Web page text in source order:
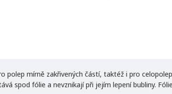
polep mírně zakřivených částí, taktéž i pro
spod fólie a nevznikají při jejím lepení bubliny.